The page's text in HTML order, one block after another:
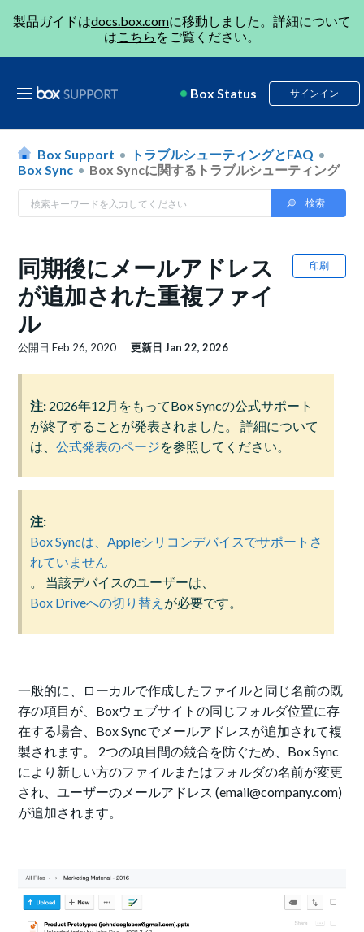
製品ガイドはdocs.box.comに移動しました。詳細について
はこちら をご覧ください。
Box Status サインイン
Box Support
トラブルシューティングとFAQ
Box Sync
Box Syncに関するトラブルシューティング
印刷
同期後にメールアドレス
が追加された重複ファイ
ル
公開日Feb 26, 2020 更新日Jan 22, 2026
注: 2026年12月をもってBox Syncの公式サポート
が終了することが発表されました。 詳細について
は、公式発表のページを参照してください。
注:
Box Syncは、Appleシリコンデバイスでサポートさ
れていません
。 当該デバイスのユーザーは、
Box Driveへの切り替え が必要です。
一般的に、ローカルで作成したファイルと同じ名前の既
存の項目が、Boxウェブサイトの同じフォルダ位置に存
在する場合、Box Syncでメールアドレスが追加されて複
製されます。 2つの項目間の競合を防ぐため、Box Sync
により新しい方のファイルまたはフォルダの名前が変更
され、ユーザーのメールアドレス (email@company.com)
が追加されます。